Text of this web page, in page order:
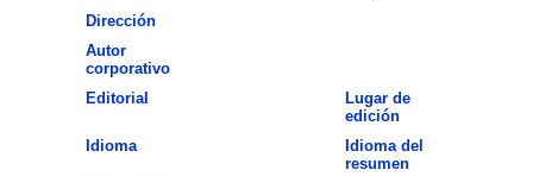
Dirección
Autor
corporativo
Editorial
Lugar de
edición
Idioma
Idioma del
resumen